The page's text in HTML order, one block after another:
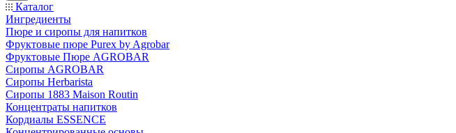
Каталог
Ингредиенты
Пюре и сиропы для напитков
Фруктовые пюре Purex by Agrobar
Фруктовые Пюре AGROBAR
Сиропы AGROBAR
Сиропы Herbarista
Сиропы 1883 Maison Routin
Концентраты напитков
Кордиалы ESSENCE